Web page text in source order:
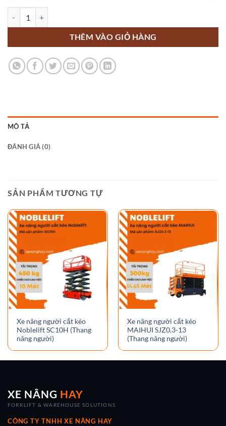
THÊM VÀO GIỎ HÀNG
MÔ TẢ
ĐÁNH GIÁ (0)
SẢN PHẨM TƯƠNG TỰ
Xe nâng người cắt kéo
Noblelift SC10H (Thang
nâng người)
Xe nâng người cắt kéo
MAIHUI SJZ0.3-13
(Thang nâng người)
XE NÂNG HAY
FORKLIFT & WAREHOUSE SOLUTIONS
CÔNG TY TNHH XE NÂNG HAY